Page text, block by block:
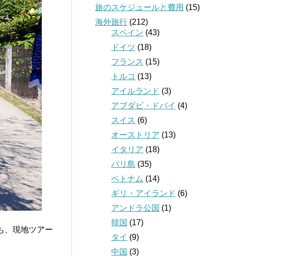
、現地ツアー
旅のスケジュールと費用 (15)
海外旅行 (212)
スペイン (43)
ドイツ (18)
フランス (15)
トルコ (13)
アイルランド (3)
アブダビ・ドバイ (4)
スイス (6)
オーストリア (13)
イタリア (18)
バリ島 (35)
ベトナム (14)
ギリ・アイランド (6)
アンドラ公国 (1)
韓国 (17)
タイ (9)
中国 (3)